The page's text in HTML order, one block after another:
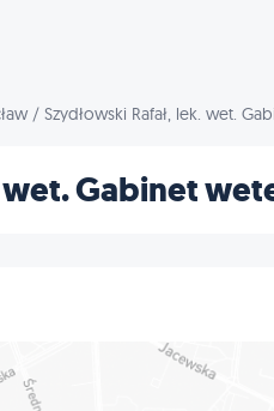
/ Szydłowski Rafał, lek. wet.
wet. Gabinet